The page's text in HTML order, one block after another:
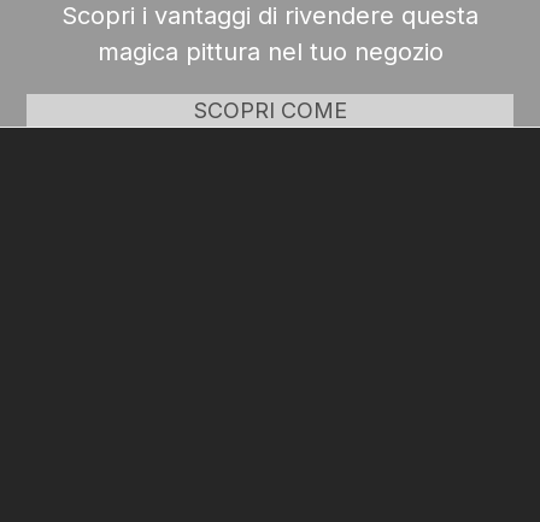
Scopri i vantaggi di rivendere questa
magica pittura nel tuo negozio
SCOPRI COME